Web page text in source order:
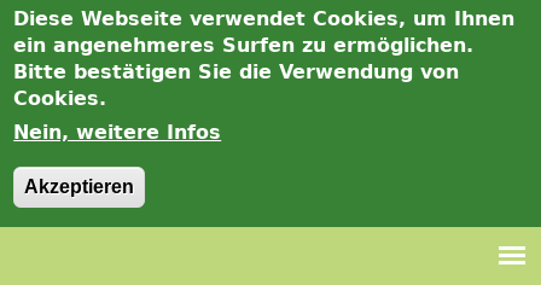
Diese Webseite verwendet Cookies, um Ihnen
ein angenehmeres Surfen zu ermöglichen.
Bitte bestätigen Sie die Verwendung von
Cookies.
Nein, weitere Infos
Akzeptieren